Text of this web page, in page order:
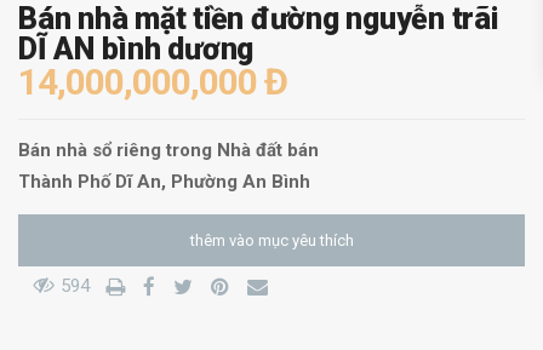
Bán nhà mặt tiền đường nguyễn trãi
DĨ AN bình dương
14,000,000,000 Đ
Bán nhà sổ riêng trong Nhà đất bán
Thành Phố Dĩ An, Phường An Bình
thêm vào mục yêu thích
594